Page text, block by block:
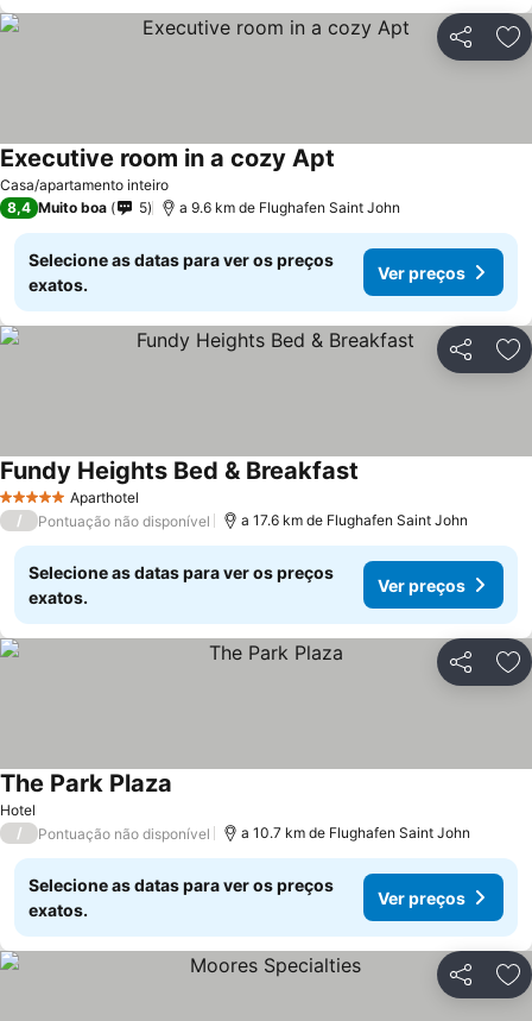
Partilhar
Casa/apartamento inteiro
Executive room in a cozy Apt
8,4 Muito boa 5 a 9.6 km de Flughafen Saint John
Selecione as datas para ver os preços
exatos.
Ver preços
Partilhar
5 Estrelas Aparthotel
Fundy Heights Bed & Breakfast
/ Pontuação não disponível a 17.6 km de Flughafen Saint John
Selecione as datas para ver os preços
exatos.
Ver preços
Partilhar
Hotel
The Park Plaza
/ Pontuação não disponível a 10.7 km de Flughafen Saint John
Selecione as datas para ver os preços
exatos.
Ver preços
Partilhar